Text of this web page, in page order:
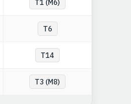
T1 (M6)
T6
T14
T3 (M8)